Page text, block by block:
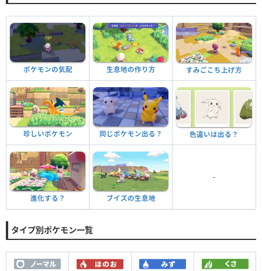
ポケモンの気配 生息地の作り方 すみごこち上げ方
珍しいポケモン 同じポケモン出る？ 色違いは出る？
進化する？ ブイズの生息地
-
タイプ別ポケモン一覧